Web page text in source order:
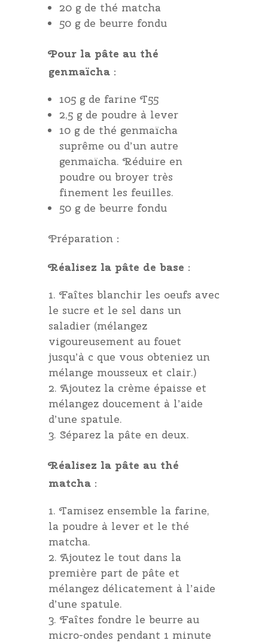
20 g de thé matcha
50 g de beurre fondu
Pour la pâte au thé
genmaïcha:
105 g de farine T55
2,5 g de poudre à lever
10 g de thé genmaïcha
suprême ou d’un autre
genmaïcha. Réduire en
poudre ou broyer très
finement les feuilles.
50 g de beurre fondu
Préparation :
Réalisez la pâte de base :
Faîtes blanchir les oeufs avec
le sucre et le sel dans un
saladier (mélangez
vigoureusement au fouet
jusqu’à c que vous obteniez un
mélange mousseux et clair.)
Ajoutez la crème épaisse et
mélangez doucement à l’aide
d’une spatule.
Séparez la pâte en deux.
Réalisez la pâte au thé
matcha:
Tamisez ensemble la farine,
la poudre à lever et le thé
matcha.
Ajoutez le tout dans la
première part de pâte et
mélangez délicatement à l’aide
d’une spatule.
Faîtes fondre le beurre au
micro-ondes pendant 1 minute